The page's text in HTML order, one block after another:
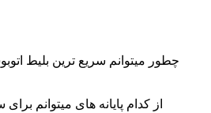
چطور میتوانم سریع ترین بلیط
از کدام پایانه های میتوانم برای